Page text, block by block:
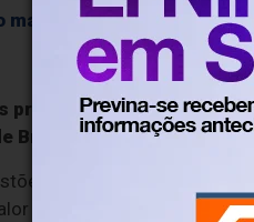
de vagas
provas aplicadas em 60
Brasília.
de múltipla escolha,
de 1,25 pontos,